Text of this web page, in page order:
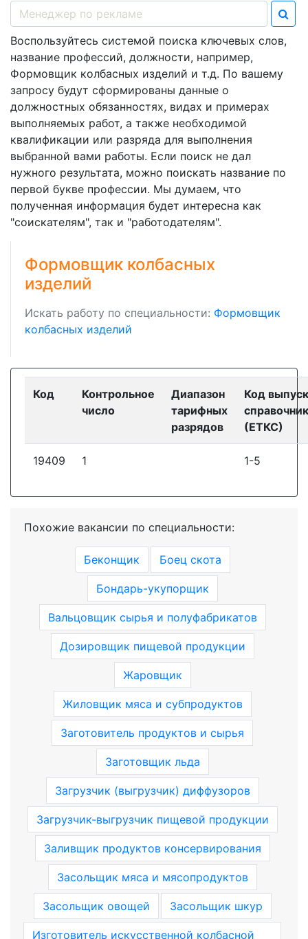
Воспользуйтесь системой поиска ключевых слов,
название профессий, должности, например,
Формовщик колбасных изделий и т.д. По вашему
запросу будут сформированы данные о
должностных обязанностях, видах и примерах
выполняемых работ, а также необходимой
квалификации или разряда для выполнения
выбранной вами работы. Если поиск не дал
нужного результата, можно поискать название по
первой букве профессии. Мы думаем, что
полученная информация будет интересна как
"соискателям", так и "работодателям".
Формовщик колбасных
изделий
Искать работу по специальности: Формовщик
колбасных изделий
Код
Контрольное
число
Диапазон
тарифных
разрядов
Код
(ЕТКС)
19409 1 1-5
Похожие вакансии по специальности:
Беконщик Боец скота
Бондарь-укупорщик
Вальцовщик сырья и полуфабрикатов
Дозировщик пищевой продукции
Жаровщик
Жиловщик мяса и субпродуктов
Заготовитель продуктов и сырья
Заготовщик льда
Загрузчик (выгрузчик) диффузоров
Загрузчик-выгрузчик пищевой продукции
Заливщик продуктов консервирования
Засольщик мяса и мясопродуктов
Засольщик овощей Засольщик шкур
Изготовитель искусственной колбасной